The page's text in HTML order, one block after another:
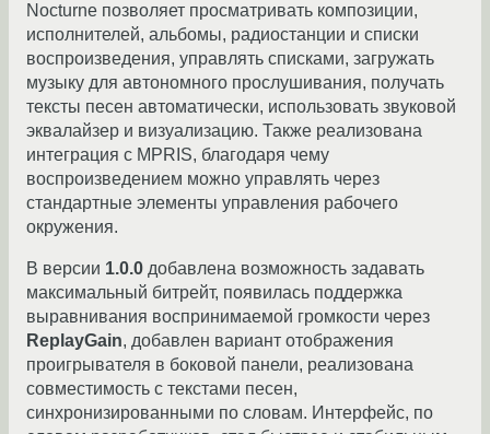
Nocturne позволяет просматривать композиции,
исполнителей, альбомы, радиостанции и списки
воспроизведения, управлять списками, загружать
музыку для автономного прослушивания, получать
тексты песен автоматически, использовать звуковой
эквалайзер и визуализацию. Также реализована
интеграция с MPRIS, благодаря чему
воспроизведением можно управлять через
стандартные элементы управления рабочего
окружения.
В версии 1.0.0 добавлена возможность задавать
максимальный битрейт, появилась поддержка
выравнивания воспринимаемой громкости через
ReplayGain, добавлен вариант отображения
проигрывателя в боковой панели, реализована
совместимость с текстами песен,
синхронизированными по словам. Интерфейс, по